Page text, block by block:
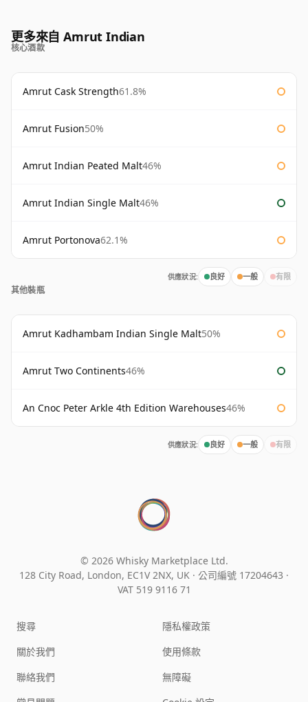
更多來自 Amrut Indian
核心酒款
Amrut Cask Strength61.8%
Amrut Fusion50%
Amrut Indian Peated Malt46%
Amrut Indian Single Malt46%
Amrut Portonova62.1%
供應狀況: 良好 一般 有限
其他裝瓶
Amrut Kadhambam Indian Single Malt50%
Amrut Two Continents46%
An Cnoc Peter Arkle 4th Edition Warehouses46%
供應狀況: 良好 一般 有限
© 2026 Whisky Marketplace Ltd.
128 City Road, London, EC1V 2NX, UK · 公司編號 17204643 ·
VAT 519 9116 71
搜尋
關於我們
聯絡我們
隱私權政策
使用條款
無障礙